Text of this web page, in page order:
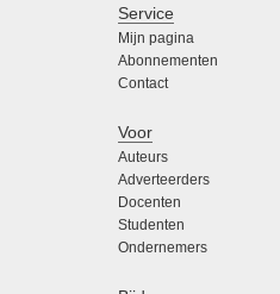
Service
Mijn pagina
Abonnementen
Contact
Voor
Auteurs
Adverteerders
Docenten
Studenten
Ondernemers